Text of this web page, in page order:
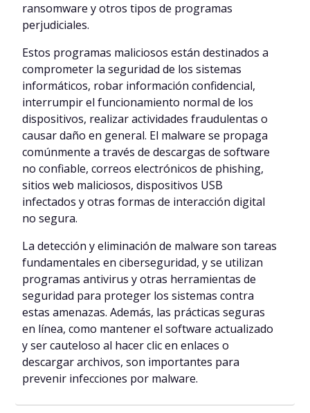
ransomware y otros tipos de programas
perjudiciales.
Estos programas maliciosos están destinados a
comprometer la seguridad de los sistemas
informáticos, robar información confidencial,
interrumpir el funcionamiento normal de los
dispositivos, realizar actividades fraudulentas o
causar daño en general. El malware se propaga
comúnmente a través de descargas de software
no confiable, correos electrónicos de phishing,
sitios web maliciosos, dispositivos USB
infectados y otras formas de interacción digital
no segura.
La detección y eliminación de malware son tareas
fundamentales en ciberseguridad, y se utilizan
programas antivirus y otras herramientas de
seguridad para proteger los sistemas contra
estas amenazas. Además, las prácticas seguras
en línea, como mantener el software actualizado
y ser cauteloso al hacer clic en enlaces o
descargar archivos, son importantes para
prevenir infecciones por malware.